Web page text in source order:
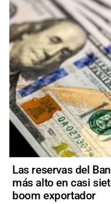
Las reservas del
más alto en casi
boom exportador